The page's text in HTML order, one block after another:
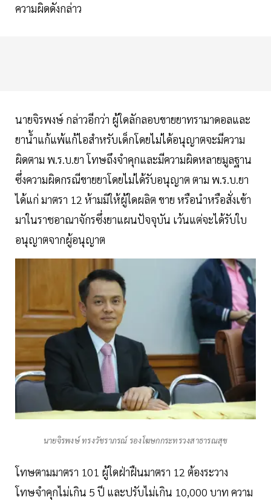
ความผิดดังกล่าว
นายจิรพงษ์​ กล่าวอีกว่า ผู้ใดลักลอบขายยาทรามาดอลและ
ยาน้ำแก้แพ้แก้ไอสำหรับ​เด็ก​โดยไม่ได้อนุญาต​จะมีความ
ผิดตาม​ พ.ร.บ.​ยา​ โทษถึงจำคุก​และมีความผิดหลายมูลฐาน​
ซึ่งความผิดกรณีขายยาโดยไม่ได้รับอนุญาต ตาม พ.ร.บ.ยา​
ได้แก่​ ​มาตรา 12 ห้ามมิให้ผู้ใดผลิต ขาย หรือนำหรือสั่งเข้า
มาในราชอาณาจักรซึ่งยาแผนปัจจุบัน เว้นแต่จะได้รับใบ
อนุญาตจากผู้อนุญาต​
นายจิรพงษ์​ ทรงวัชราภรณ์ รองโฆษกกระทรวงสาธารณสุข
โทษตามมาตรา 101 ผู้ใดฝ่าฝืนมาตรา 12 ต้องระวาง
โทษจำคุกไม่เกิน 5 ปี และปรับไม่เกิน 10,000 บาท​ ความ